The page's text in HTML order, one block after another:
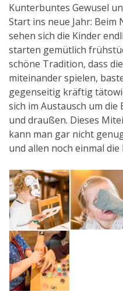
Kunterbuntes Gewusel
Start ins neue Jahr:
sehen sich die Kinder
starten gemütlich
schöne Tradition, dass
miteinander spielen,
gegenseitig kräftig
sich im Austausch um
und draußen. Dieses
kann man gar nicht
und allen noch einmal